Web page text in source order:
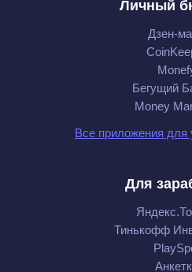
Личный
Дзен-
Бегущий
Money
Все приложения для
Для
Тинькофф